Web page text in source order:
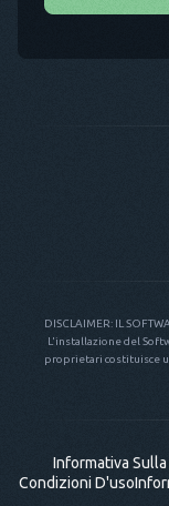
DISCLAIMER: IL
L'installazione del
proprietari costituisce
Informativa Sulla
Condizioni D'uso